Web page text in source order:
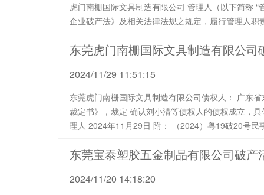
虎门南栅国际文具制造有限公司 管理人（以下简称 “管理人”）。 管理人接受指定后，按照 《中华人民共和国
企业破产法》及相关法律法规之规定，履行管理人职责及开展相关工作。 现将
东莞虎门南栅国际文具制造有限公
2024/11/29 11:51:15
东莞虎门南栅国际文具制造有限公司债权人： 广东省东莞市中级人民法院作出（2024）粤19破20号《民事
裁定书》，裁定 确认刘小清等债权人的债权成立，具体详见附件。 东莞虎门南栅国际文具制造有限公司管
东莞宝泰塑胶五金制品有限公司破
2024/11/20 14:18:20